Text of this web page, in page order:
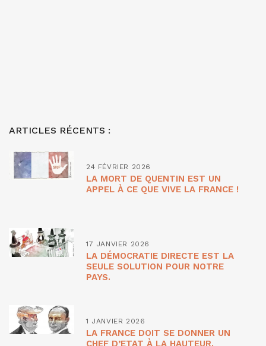
ARTICLES RÉCENTS :
24 FÉVRIER 2026
LA MORT DE QUENTIN EST UN
APPEL À CE QUE VIVE LA FRANCE !
17 JANVIER 2026
LA DÉMOCRATIE DIRECTE EST LA
SEULE SOLUTION POUR NOTRE
PAYS.
1 JANVIER 2026
LA FRANCE DOIT SE DONNER UN
CHEF D’ETAT À LA HAUTEUR.